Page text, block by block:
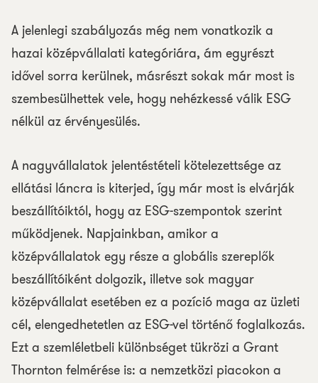
A jelenlegi szabályozás még nem vonatkozik a
hazai középvállalati kategóriára, ám egyrészt
idővel sorra kerülnek, másrészt sokak már most is
szembesülhettek vele, hogy nehézkessé válik ESG
nélkül az érvényesülés.
A nagyvállalatok jelentéstételi kötelezettsége az
ellátási láncra is kiterjed, így már most is elvárják
beszállítóiktól, hogy az ESG-szempontok szerint
működjenek. Napjainkban, amikor a
középvállalatok egy része a globális szereplők
beszállítóiként dolgozik, illetve sok magyar
középvállalat esetében ez a pozíció maga az üzleti
cél, elengedhetetlen az ESG-vel történő foglalkozás.
Ezt a szemléletbeli különbséget tükrözi a Grant
Thornton felmérése is: a nemzetközi piacokon a